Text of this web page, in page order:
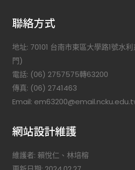
聯絡方式
地址: 70101 台南市東區大學路1號水
門)
電話: (06) 2757575轉63200
傳真: (06) 2741463
Email:
網站設計維護
維護者: 賴悅仁、林培榕